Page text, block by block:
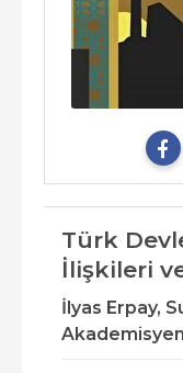
Türk
İlişkileri
İlyas Erpay,